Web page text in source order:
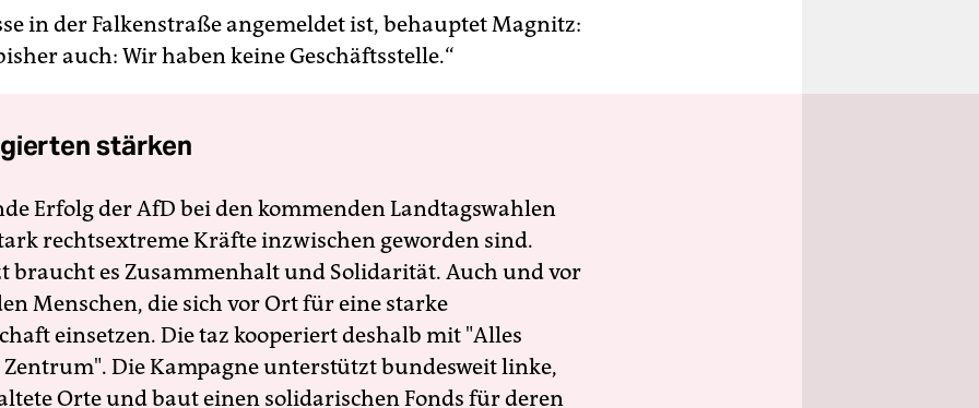
in der Falkenstraße angemeldet ist, behauptet Magnitz:
auch: Wir haben keine Geschäftsstelle.“
stärken
Erfolg der AfD bei den kommenden Landtagswahlen
rechtsextreme Kräfte inzwischen geworden sind.
braucht es Zusammenhalt und Solidarität. Auch und vor
Menschen, die sich vor Ort für eine starke
einsetzen. Die taz kooperiert deshalb mit "Alles
Die Kampagne unterstützt bundesweit linke,
Orte und baut einen solidarischen Fonds für deren